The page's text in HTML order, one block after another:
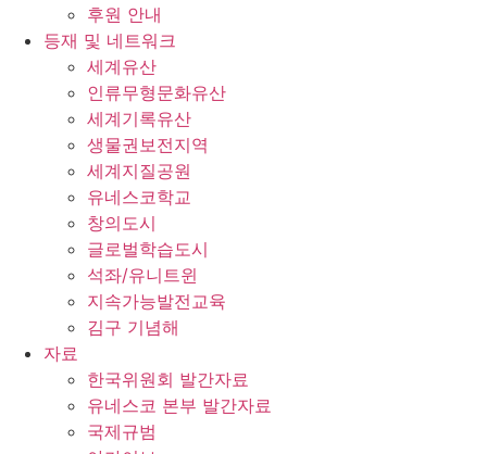
후원 안내
등재 및 네트워크
세계유산
인류무형문화유산
세계기록유산
생물권보전지역
세계지질공원
유네스코학교
창의도시
글로벌학습도시
석좌/유니트윈
지속가능발전교육
김구 기념해
자료
한국위원회 발간자료
유네스코 본부 발간자료
국제규범